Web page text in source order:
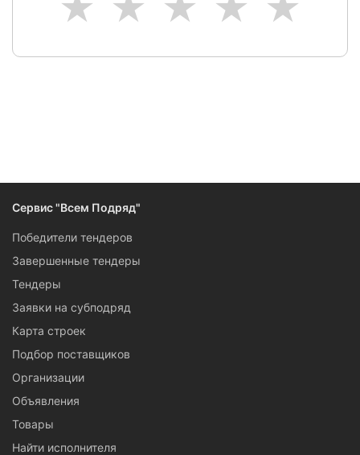
Сервис "Всем Подряд"
Победители тендеров
Завершенные тендеры
Тендеры
Заявки на субподряд
Карта строек
Подбор поставщиков
Организации
Объявления
Товары
Найти исполнителя